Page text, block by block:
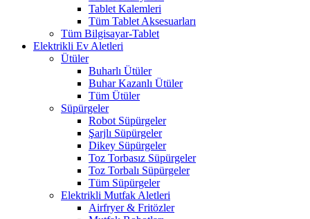
Tablet Kalemleri
Tüm Tablet Aksesuarları
Tüm Bilgisayar-Tablet
Elektrikli Ev Aletleri
Ütüler
Buharlı Ütüler
Buhar Kazanlı Ütüler
Tüm Ütüler
Süpürgeler
Robot Süpürgeler
Şarjlı Süpürgeler
Dikey Süpürgeler
Toz Torbasız Süpürgeler
Toz Torbalı Süpürgeler
Tüm Süpürgeler
Elektrikli Mutfak Aletleri
Airfryer & Fritözler